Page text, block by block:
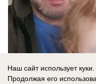
Наш сайт использует куки.
Продолжая его